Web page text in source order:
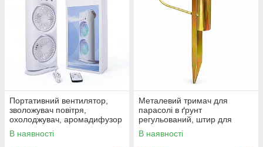
Портативний вентилятор,
зволожувач повітря,
охолоджувач, аромадифузор
FH-666
В наявності
Металевий тримач для
парасолі в ґрунт
регульований, штир для
садової парасолі з
фіксатором
В наявності